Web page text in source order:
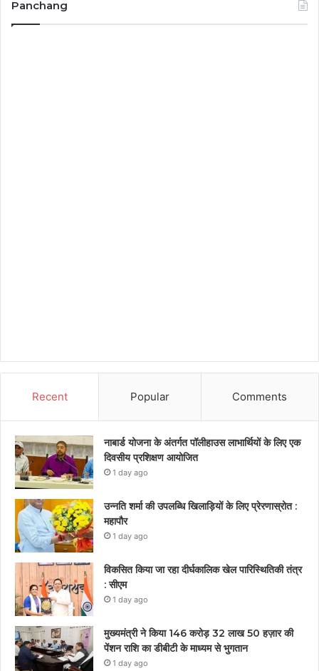
Panchang
Recent Popular Comments
नाबार्ड योजना के अंतर्गत पॉलीहाउस लाभार्थियों के लिए एक
दिवसीय प्रशिक्षण आयोजित
1 day ago
उन्नति शर्मा की उपलब्धि खिलाड़ियों के लिए प्रेरणास्रोत :
महापौर
1 day ago
विकसित किया जा रहा दीर्घकालिक खेल पारिस्थितिकी तंत्र
: सीएम
1 day ago
मुख्यमंत्री ने किया 146 करोड़ 32 लाख 50 हज़ार की
पेंशन राशि का डीबीटी के माध्यम से भुगतान
1 day ago